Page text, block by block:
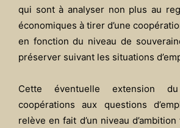
qui sont à analyser non plus au
économiques à tirer d’une
en fonction du niveau de
préserver suivant les situations
Cette éventuelle extension
coopérations aux questions
relève en fait d’un niveau